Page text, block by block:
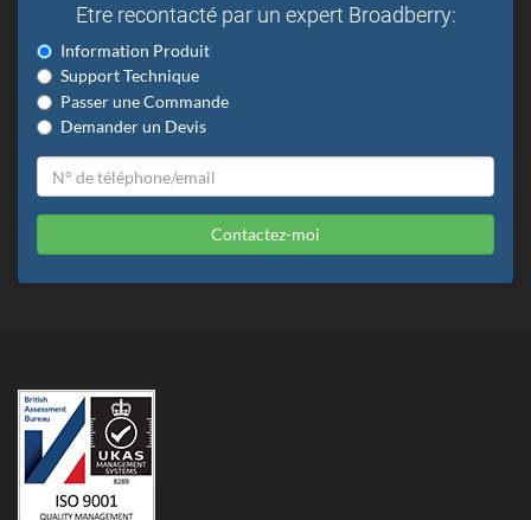
Etre recontacté par un expert Broadberry:
Information Produit
Support Technique
Passer une Commande
Demander un Devis
Contactez-moi